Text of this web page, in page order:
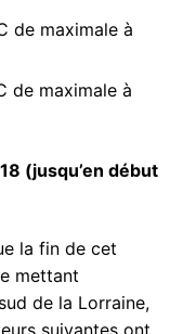
de maximale à
de maximale à
(jusqu’en début
la fin de cet
mettant
de la Lorraine,